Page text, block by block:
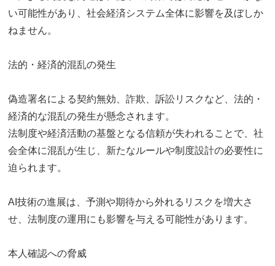
い可能性があり、社会経済システム全体に影響を及ぼしか
ねません。
法的・経済的混乱の発生
偽造署名による契約無効、詐欺、訴訟リスクなど、法的・
経済的な混乱の発生が懸念されます。
法制度や経済活動の基盤となる信頼が失われることで、社
会全体に混乱が生じ、新たなルールや制度設計の必要性に
迫られます。
AI技術の進展は、予測や期待から外れるリスクを増大さ
せ、法制度の運用にも影響を与える可能性があります。
本人確認への脅威